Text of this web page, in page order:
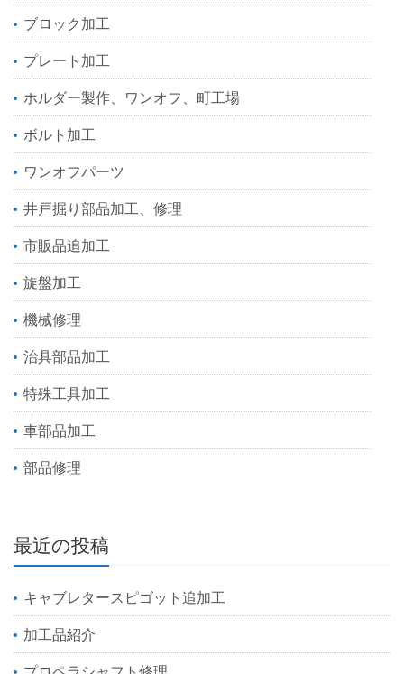
ブロック加工
プレート加工
ホルダー製作、ワンオフ、町工場
ボルト加工
ワンオフパーツ
井戸掘り部品加工、修理
市販品追加工
旋盤加工
機械修理
治具部品加工
特殊工具加工
車部品加工
部品修理
最近の投稿
キャブレタースピゴット追加工
加工品紹介